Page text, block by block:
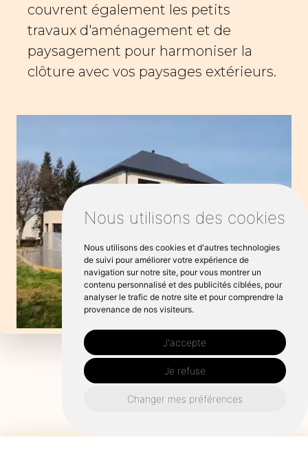
Nous utilisons des cookies
Nous utilisons des cookies et d'autres technologies
de suivi pour améliorer votre expérience de
navigation sur notre site, pour vous montrer un
contenu personnalisé et des publicités ciblées, pour
analyser le trafic de notre site et pour comprendre la
provenance de nos visiteurs.
J'accepte
Je refuse
Changer mes préférences
couvrent également les petits
travaux d'aménagement et de
paysagement pour harmoniser la
clôture avec vos paysages extérieurs.